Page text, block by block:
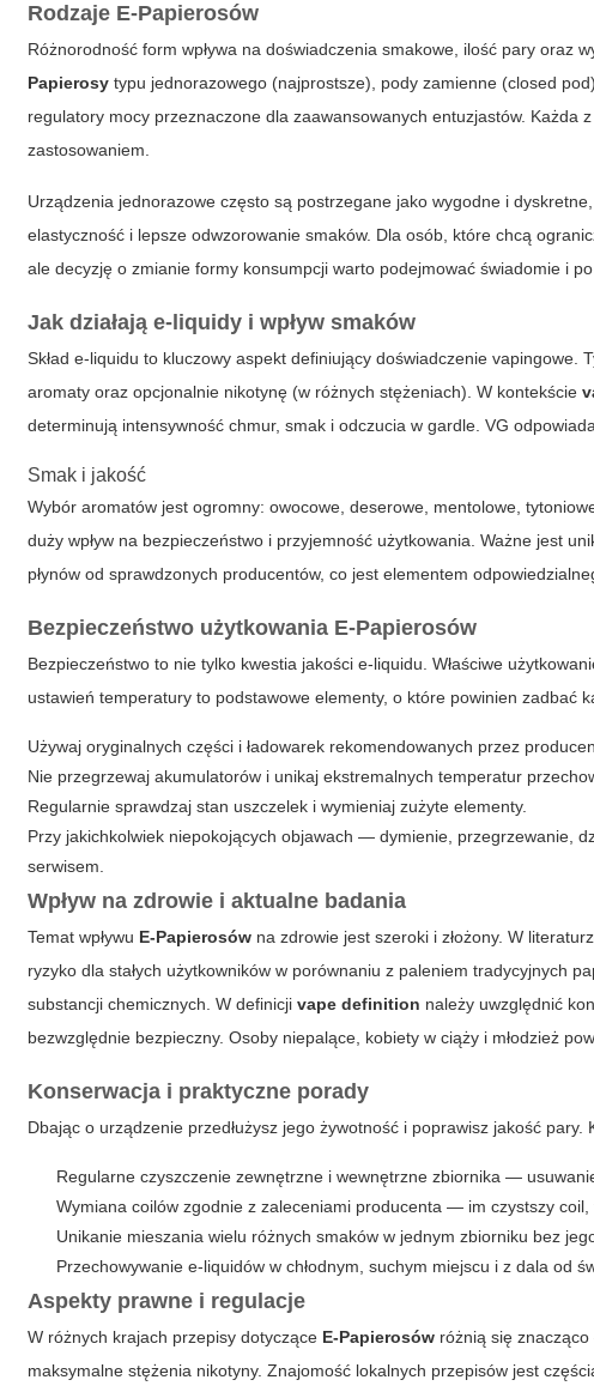
Rodzaje E-Papierosów
Różnorodność form wpływa na doświadczenia smakowe, ilość pary oraz
Papierosy typu jednorazowego (najprostsze), pody zamienne (closed
regulatory mocy przeznaczone dla zaawansowanych entuzjastów. Każda
zastosowaniem.
Urządzenia jednorazowe często są postrzegane jako wygodne i
elastyczność i lepsze odwzorowanie smaków. Dla osób, które chcą
ale decyzję o zmianie formy konsumpcji warto podejmować świadomie i
Jak działają e-liquidy i wpływ smaków
Skład e-liquidu to kluczowy aspekt definiujący doświadczenie
aromaty oraz opcjonalnie nikotynę (w różnych stężeniach). W kontekście
determinują intensywność chmur, smak i odczucia w gardle. VG
Smak i jakość
Wybór aromatów jest ogromny: owocowe, deserowe, mentolowe,
duży wpływ na bezpieczeństwo i przyjemność użytkowania. Ważne jest
płynów od sprawdzonych producentów, co jest elementem
Bezpieczeństwo użytkowania E-Papierosów
Bezpieczeństwo to nie tylko kwestia jakości e-liquidu. Właściwe
ustawień temperatury to podstawowe elementy, o które powinien zadbać
Używaj oryginalnych części i ładowarek rekomendowanych przez
Nie przegrzewaj akumulatorów i unikaj ekstremalnych temperatur
Regularnie sprawdzaj stan uszczelek i wymieniaj zużyte elementy.
Przy jakichkolwiek niepokojących objawach — dymienie, przegrzewanie,
serwisem.
Wpływ na zdrowie i aktualne badania
Temat wpływu E-Papierosów na zdrowie jest szeroki i złożony. W
ryzyko dla stałych użytkowników w porównaniu z paleniem tradycyjnych
substancji chemicznych. W definicjivape definition należy uwzględnić
bezwzględnie bezpieczny. Osoby niepalące, kobiety w ciąży i młodzież
Konserwacja i praktyczne porady
Dbając o urządzenie przedłużysz jego żywotność i poprawisz jakość
Regularne czyszczenie zewnętrzne i wewnętrzne zbiornika —
Wymiana coilów zgodnie z zaleceniami producenta — im czystszy coil,
Unikanie mieszania wielu różnych smaków w jednym zbiorniku bez
Przechowywanie e-liquidów w chłodnym, suchym miejscu i z dala od
Aspekty prawne i regulacje
W różnych krajach przepisy dotyczące E-Papierosów różnią się
maksymalne stężenia nikotyny. Znajomość lokalnych przepisów jest